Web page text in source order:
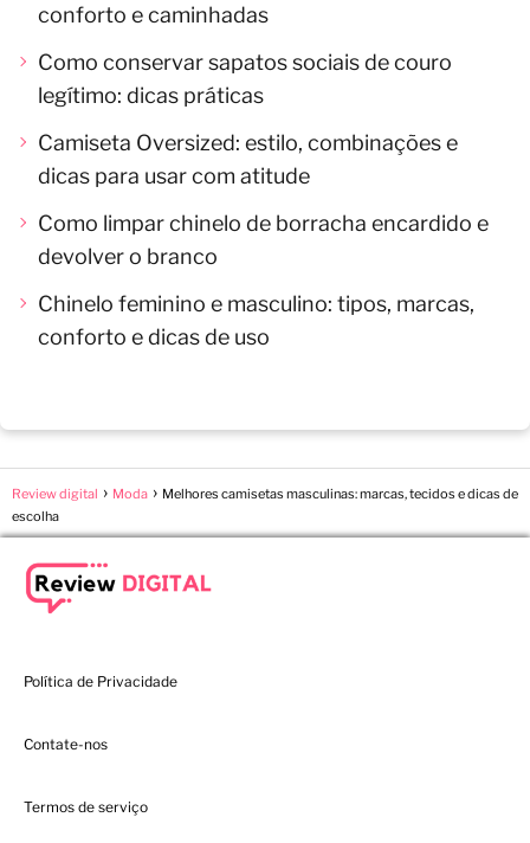
conforto e caminhadas
Como conservar sapatos sociais de couro
legítimo: dicas práticas
Camiseta Oversized: estilo, combinações e
dicas para usar com atitude
Como limpar chinelo de borracha encardido e
devolver o branco
Chinelo feminino e masculino: tipos, marcas,
conforto e dicas de uso
Review digital Moda
Melhores camisetas masculinas: marcas, tecidos e dicas de
escolha
Política de Privacidade
Contate-nos
Termos de serviço